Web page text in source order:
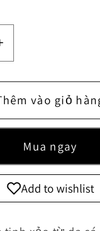
lượng của
số lượng
vào giỏ
Mua ngay
Add to wishlist